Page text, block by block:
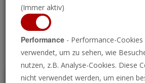
Programm
(Immer aktiv)
Performance - Performance-Cookies
verwendet, um zu sehen, wie
nutzen, z.B. Analyse-Cookies. Diese
nicht verwendet werden, um einen